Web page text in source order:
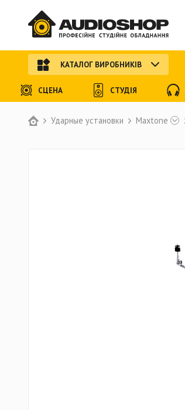
Ударные установки Maxtone
КАТАЛОГ ВИРОБНИКІВ
СЦЕНА СТУДІЯ